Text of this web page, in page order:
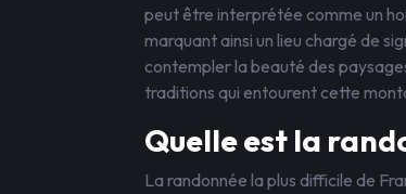
peut être interprétée comme un
marquant ainsi un lieu chargé de
contempler la beauté des
traditions qui entourent cette
Quelle est la
La randonnée la plus difficile de